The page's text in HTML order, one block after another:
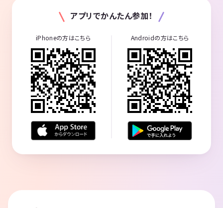
アプリでかんたん参加！
iPhoneの方はこちら Androidの方はこちら